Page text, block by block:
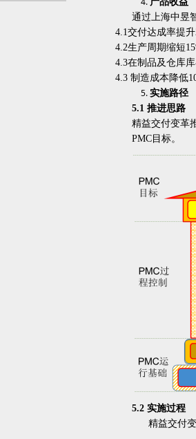
通过上海中昱
4.1交付达成率提
4.2生产周期缩短
4.3在制品及仓库
4.3 制造成本降低
实施路径
5.1 推进思路
精益交付变革
PMC目标。
5.2 实施过程
精益交付